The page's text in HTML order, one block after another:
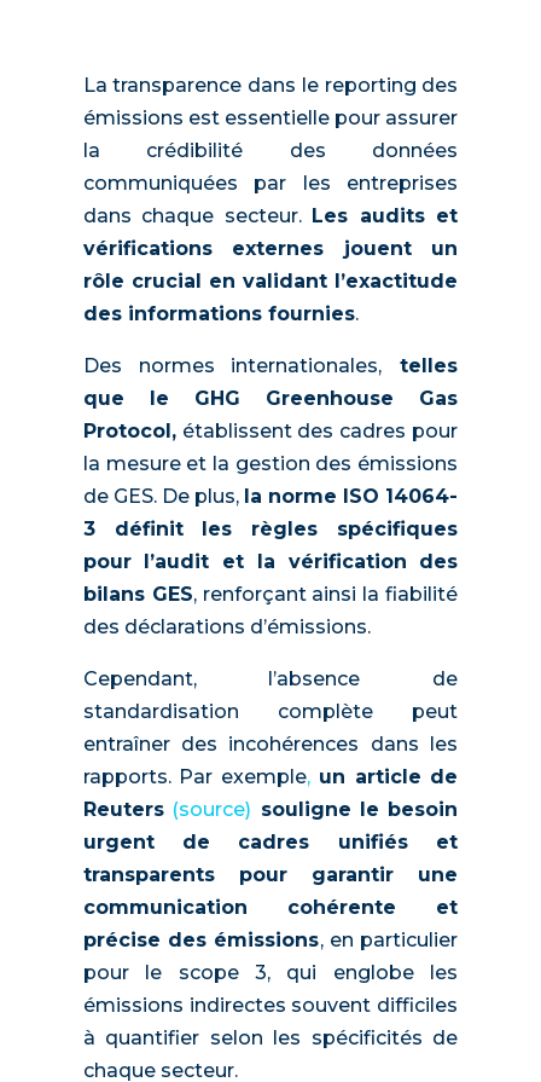
La transparence dans le reporting des
émissions est essentielle pour assurer
la crédibilité des données
communiquées par les entreprises
dans chaque secteur. Les audits et
vérifications externes jouent un
rôle crucial en validant l’exactitude
des informations fournies.
Des normes internationales, telles
que le GHG Greenhouse Gas
Protocol,établissent des cadres pour
la mesure et la gestion des émissions
de GES. De plus, la norme ISO 14064-
3 définit les règles spécifiques
pour l’audit et la vérification des
bilans GES, renforçant ainsi la fiabilité
des déclarations d’émissions.
Cependant, l’absence de
standardisation complète peut
entraîner des incohérences dans les
rapports. Par exemple, un article de
Reuters (source) souligne le besoin
urgent de cadres unifiés et
transparents pour garantir une
communication cohérente et
précise des émissions, en particulier
pour le scope 3, qui englobe les
émissions indirectes souvent difficiles
à quantifier selon les spécificités de
chaque secteur.